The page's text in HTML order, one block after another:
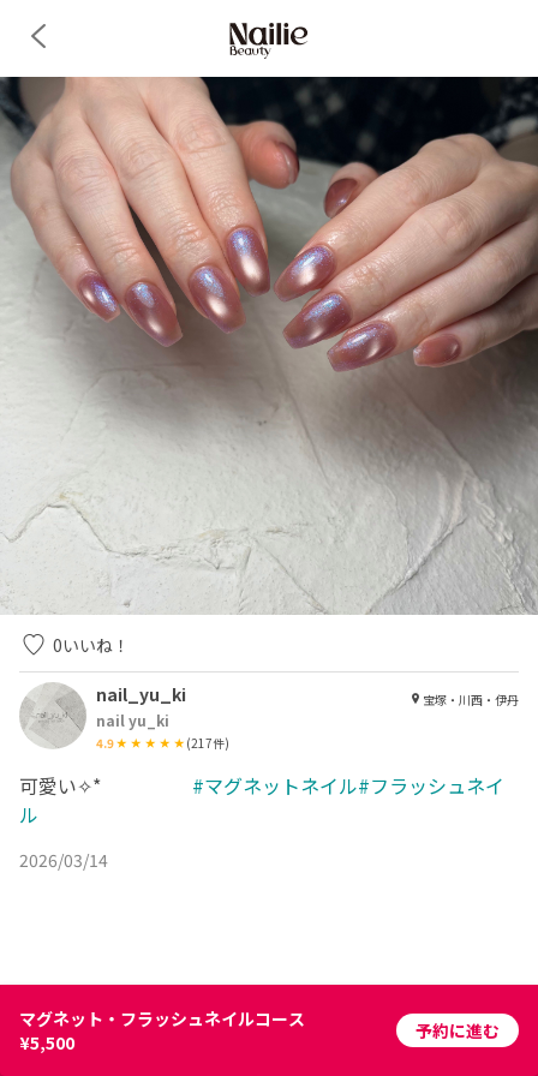
0いいね！
nail_yu_ki
nail yu_ki
4.9 (217件)
宝塚・川西・伊丹
可愛い✧* #マグネットネイル#フラッシュネイ
ル
2026/03/14
マグネット・フラッシュネイルコース
¥5,500
予約に進む